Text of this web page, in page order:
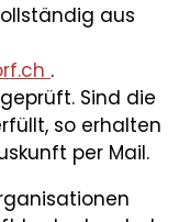
aus
.
Sind die
so erhalten
per Mail.